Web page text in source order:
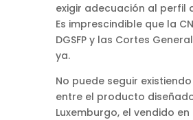
exigir adecuación al perfil
Es imprescindible que la
DGSFP y las Cortes
ya.
No puede seguir
entre el producto
Luxemburgo, el vendido en